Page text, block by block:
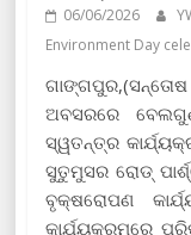
06/06/2026
Environment Day
ଅବସରରେ
ସ୍ୱତନ୍ତ୍ର
ସୁତୁମୁସର ରୋଡ୍
ବୃକ୍ଷରୋପଣ
କାର୍ଯ୍ୟକ୍ରମରେ